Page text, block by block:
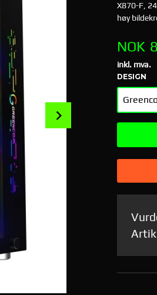
X870-F,
høy
Pris
NOK
inkl. mva.
DESIGN